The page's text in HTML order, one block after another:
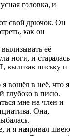
головка, и
свой дрючок. Он
как он
вылизывать её
ноги, и старалась
вылизав письку и
вошёл в неё, что я
глубоко в писю.
мне на член и
Она,
и я наяривал швею